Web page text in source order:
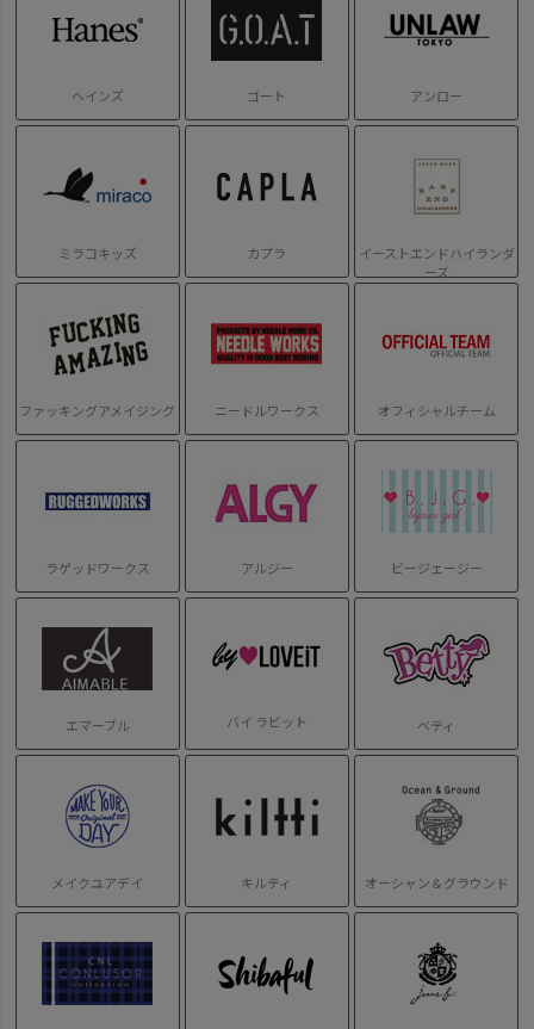
ヘインズ ゴート アンロー
ミラコキッズ カプラ
イーストエンドハイランダ
ーズ
ファッキングアメイジング ニードルワークス オフィシャルチーム
ラゲッドワークス アルジー ビージェージー
エマーブル バイ ラビット ベティ
メイクユアデイ キルティ オーシャン＆グラウンド